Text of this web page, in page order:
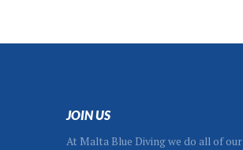
JOIN US
At Malta Blue Diving we do all of our